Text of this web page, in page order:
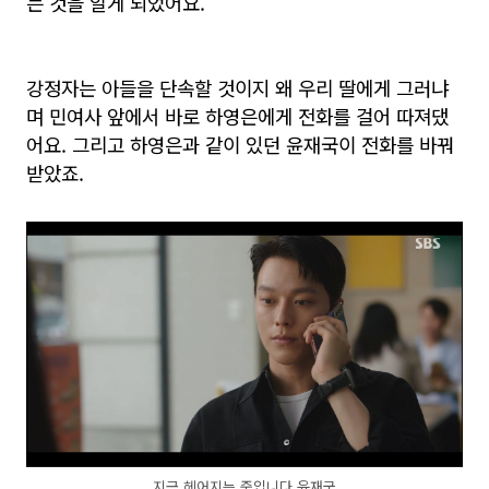
강정자는 아들을 단속할 것이지 왜 우리 딸에게 그러냐
며 민여사 앞에서 바로 하영은에게 전화를 걸어 따져댔
어요. 그리고 하영은과 같이 있던 윤재국이 전화를 바꿔
받았죠.